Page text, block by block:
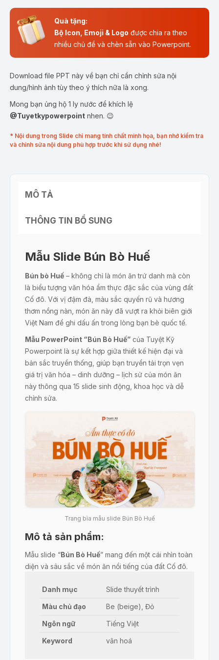
Quà tặng:
Bộ Icon, Emoji & Logo được chia ra theo
nhiều chủ đề và chèn sẵn vào Powerpoint.
Download file PPT này về bạn chỉ cần chỉnh sửa nội
dung/hình ảnh tùy theo ý thích nữa là xong.
Mong bạn ủng hộ 1 ly nước để khích lệ
@Tuyetkypowerpoint nhen. 😉
* Nội dung trong Slide chỉ mang tính chất minh họa, bạn nhớ kiểm tra
và chỉnh sửa nội dung phù hợp trước khi sử dụng nhé!
MÔ TẢ
THÔNG TIN BỔ SUNG
Mẫu Slide Bún Bò Huế
Bún bò Huế – không chỉ là món ăn trứ danh mà còn
là biểu tượng văn hóa ẩm thực đặc sắc của vùng đất
Cố đô. Với vị đậm đà, màu sắc quyến rũ và hương
thơm nồng nàn, món ăn này đã vượt ra khỏi biên giới
Việt Nam để ghi dấu ấn trong lòng bạn bè quốc tế.
Mẫu PowerPoint “Bún Bò Huế” của Tuyệt Kỹ
Powerpoint là sự kết hợp giữa thiết kế hiện đại và
bản sắc truyền thống, giúp bạn truyền tải trọn vẹn
giá trị văn hóa – dinh dưỡng – lịch sử của món ăn
này thông qua 15 slide sinh động, khoa học và dễ
chỉnh sửa.
Trang bìa mẫu slide Bún Bò Huế
Mô tả sản phẩm:
Mẫu slide “Bún Bò Huế” mang đến một cái nhìn toàn
diện và sâu sắc về món ăn nổi tiếng của đất Cố đô.
văn hóa – ẩm thực – giáo dục, bộ PowerPoint trình
đặc điểm món ăn, giá trị dinh dưỡng, lợi ích sức khỏe
và tầm ảnh hưởng của bún bò Huế trên thế giới.
Nội dung chi tiết:
Danh mục Slide thuyết trình
Màu chủ đạo Be (beige), Đỏ
Ngôn ngữ Tiếng Việt
Keyword văn hoá